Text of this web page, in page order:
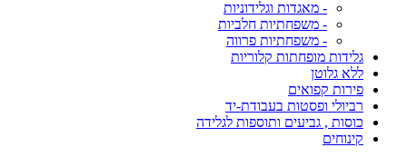
- מאגדות וגלידוניות
- משפחתיות חלביות
- משפחתיות פרווה
גלידות מופחתות קלוריות
ללא גלוטן
פירות קפואים
רביולי ופסטות בעבודת-יד
כוסות , גביעים ותוספות לגלידה
קינוחים